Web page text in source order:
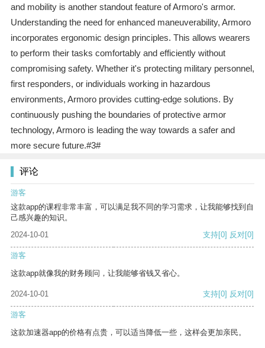
and mobility is another standout feature of Armoro's armor.
Understanding the need for enhanced maneuverability, Armoro
incorporates ergonomic design principles. This allows wearers
to perform their tasks comfortably and efficiently without
compromising safety. Whether it's protecting military personnel,
first responders, or individuals working in hazardous
environments, Armoro provides cutting-edge solutions. By
continuously pushing the boundaries of protective armor
technology, Armoro is leading the way towards a safer and
more secure future.#3#
评论
游客
这款app的课程非常丰富，可以满足我不同的学习需求，让我能够找到自
己感兴趣的知识。
2024-10-01
支持[0] 反对[0]
游客
这款app就像我的财务顾问，让我能够省钱又省心。
2024-10-01 支持[0] 反对[0]
游客
这款加速器app的价格有点贵，可以适当降低一些，这样会更加亲民。